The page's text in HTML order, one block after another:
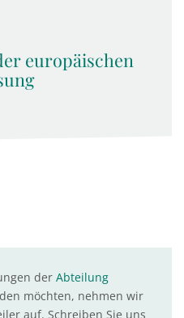
europäischen
der Abteilung
möchten, nehmen wir
auf. Schreiben Sie uns